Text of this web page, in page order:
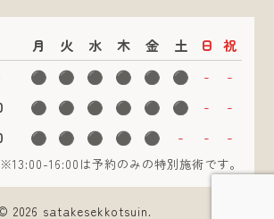
月 火 水 木 金 土 日 祝
⚫︎ ⚫︎ ⚫︎ ⚫︎ ⚫︎ ⚫︎ -
-
⚫︎ ⚫︎ ⚫︎ ⚫︎ ⚫︎ ⚫︎ -
-
⚫︎ ⚫︎ ⚫︎ ⚫︎ ⚫︎ - - -
※13:00-16:00は予約のみの特別施術です。
2026 satakesekkotsuin.